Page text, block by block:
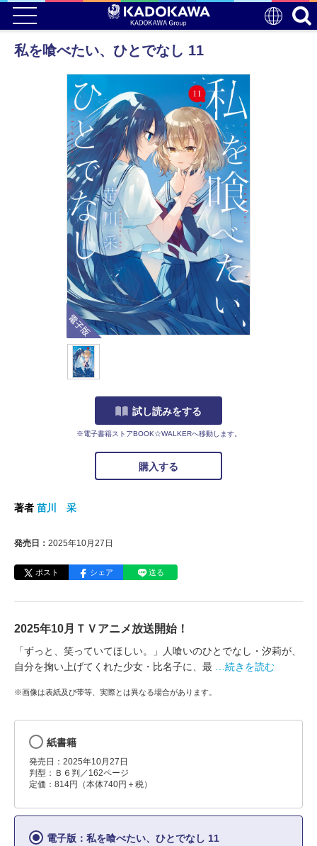
私を喰べたい、ひとでなし 11
電子版
試し読みをする
※電子書籍ストアBOOK☆WALKERへ移動します。
購入する
著者 苗川 采
発売日： 2025年10月27日
ポスト シェア 送る
2025年10月ＴＶアニメ放送開始！
「ずっと、笑っていてほしい。」人喰いのひとでなし・汐莉が、
自分を掬い上げてくれた少女・比名子に、最
…続きを読む
※画像は表紙及び帯等、実際とは異なる場合があります。
紙書籍
発売日：2025年10月27日
判型：Ｂ６判／162ページ
定価：814円（本体740円＋税）
電子版：私を喰べたい、ひとでなし 11